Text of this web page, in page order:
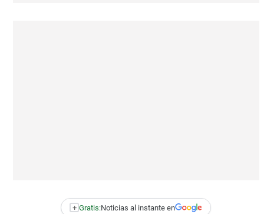
+ Gratis:Noticias al instante en